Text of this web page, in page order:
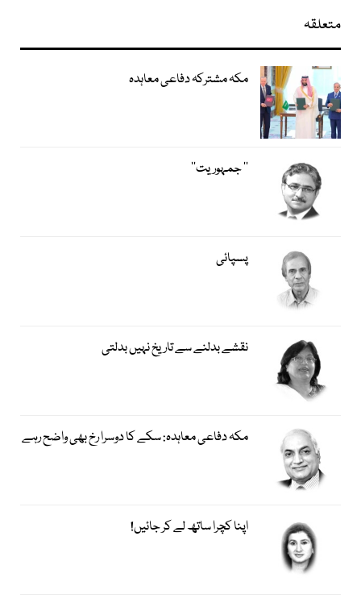
متعلقہ
مکہ مشترکہ دفاعی معاہدہ
’’ جمہوریت‘‘
پسپائی
نقشے بدلنے سے تاریخ نہیں بدلتی
مکہ دفاعی معاہدہ: سکے کا دوسرا رخ بھی واضح رہے
اپنا کچرا ساتھ لے کر جائیں!